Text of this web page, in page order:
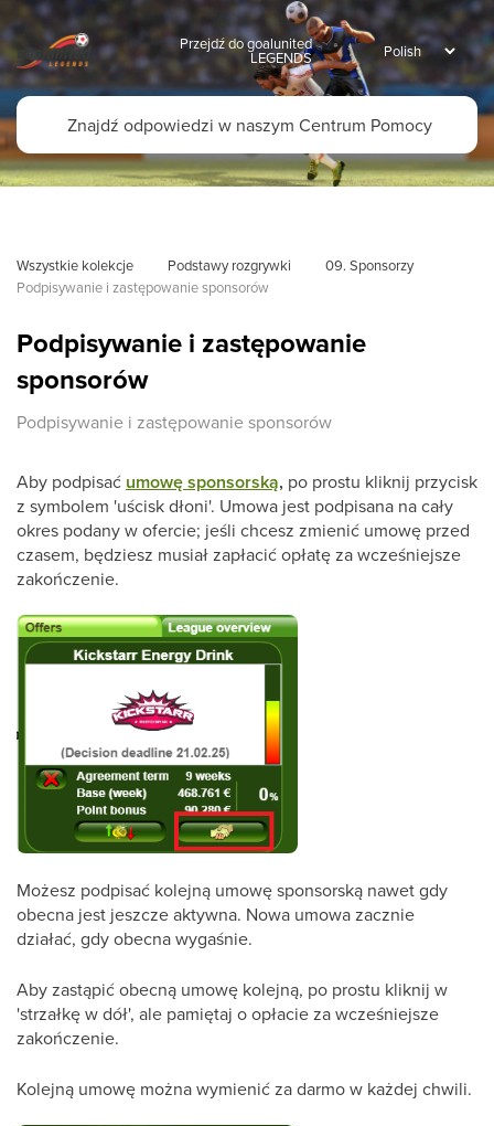
Przejdź do goalunited
LEGENDS
Wszystkie kolekcje Podstawy rozgrywki
09. Sponsorzy
Podpisywanie i zastępowanie sponsorów
Podpisywanie i zastępowanie
sponsorów
Podpisywanie i zastępowanie sponsorów
Aby podpisać umowę sponsorską, po prostu kliknij przycisk
z symbolem 'uścisk dłoni'. Umowa jest podpisana na cały
okres podany w ofercie; jeśli chcesz zmienić umowę przed
czasem, będziesz musiał zapłacić opłatę za wcześniejsze
zakończenie.
Możesz podpisać kolejną umowę sponsorską nawet gdy
obecna jest jeszcze aktywna. Nowa umowa zacznie
działać, gdy obecna wygaśnie.
Aby zastąpić obecną umowę kolejną, po prostu kliknij w
'strzałkę w dół', ale pamiętaj o opłacie za wcześniejsze
zakończenie.
Kolejną umowę można wymienić za darmo w każdej chwili.